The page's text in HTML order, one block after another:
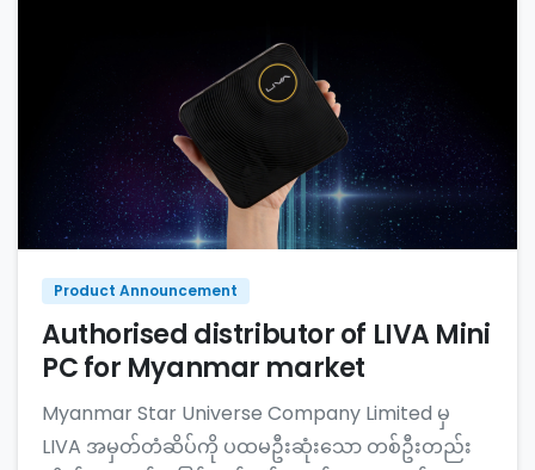
Product Announcement
Authorised distributor of LIVA Mini
PC for Myanmar market
Myanmar Star Universe Company Limited မှ
LIVA အမှတ်တံဆိပ်ကို ပထမဦးဆုံးသော တစ်ဦးတည်း